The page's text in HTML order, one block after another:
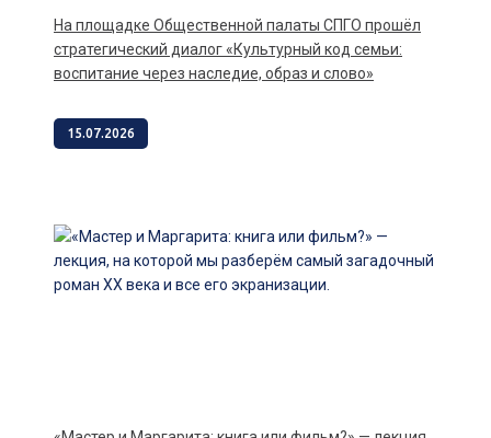
На площадке Общественной палаты СПГО прошёл
стратегический диалог «Культурный код семьи:
воспитание через наследие, образ и слово»
15.07.2026